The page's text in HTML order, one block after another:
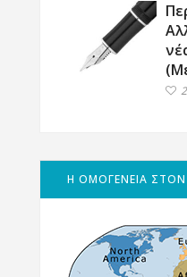
2
Η ΟΜΟΓΕΝΕΙΑ